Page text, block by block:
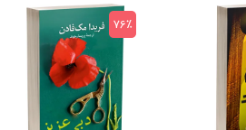
76٪